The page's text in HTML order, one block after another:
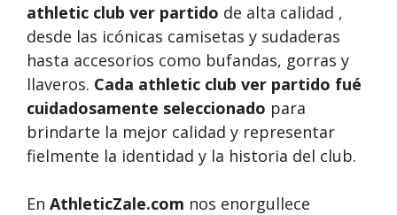
athletic club ver partido de alta calidad ,
desde las icónicas camisetas y sudaderas
hasta accesorios como bufandas, gorras y
llaveros. Cada athletic club ver partido fué
cuidadosamente seleccionado para
brindarte la mejor calidad y representar
fielmente la identidad y la historia del club.
En AthleticZale.com nos enorgullece